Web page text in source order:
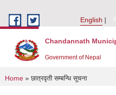
English
Chandannath
Government of Nepal
You are here
Home » छात्रवृती सम्बन्धि सूचना